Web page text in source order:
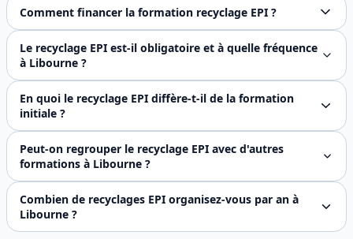
Comment financer la formation recyclage EPI ?
En tant qu'organisme certifié Qualiopi, notre formation
Le recyclage EPI est-il obligatoire et à quelle fréquence
à Libourne ?
La périodicité biennale est **attendue
En quoi le recyclage EPI diffère-t-il de la formation
initiale ?
Le recyclage prend appui sur les bases théoriques déjà
Peut-on regrouper le recyclage EPI avec d'autres
formations à Libourne ?
Oui, en intra il est fréquent de regrouper le recyclage
Combien de recyclages EPI organisez-vous par an à
Libourne ?